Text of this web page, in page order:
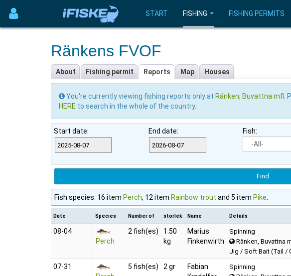
START FISHING FISHING PERMITS
Ränkens FVOF
About Fishing permit Reports Map Houses
You're currently viewing fishing reports only at Ränken, Buvattna mfl .
HERE to search in the whole of the country.
Start date: End date: Fish:
Fish species: 16 item Perch, 12 item Rainbow trout and 5 item Pike
Date Species Number of storlek Name Details
08‑04
Perch
2 fish(es)
1.50
kg
Marius
Finkenwirth
Spinning
Ränken, Buvattna
Jig / Soft Bait (Tail /
07‑31
5 fish(es) 2 gr
Fabian
Spinning